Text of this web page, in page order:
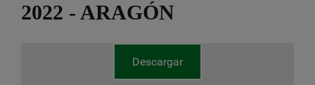
2022 - ARAGÓN
Descargar